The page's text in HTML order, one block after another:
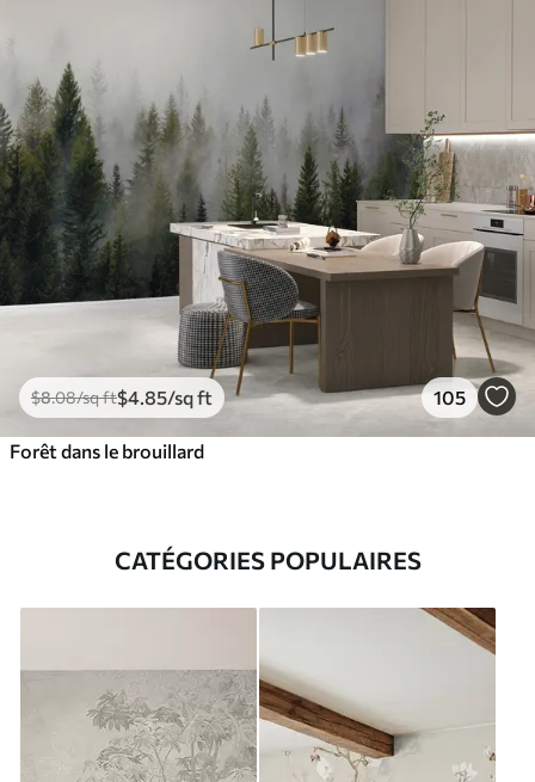
$8.08/sq ft$4 .85/sq ft 105
Forêt dans le brouillard
CATÉGORIES POPULAIRES